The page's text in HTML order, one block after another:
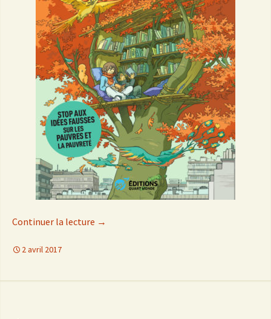
Continuer la lecture de
→
2 avril 2017